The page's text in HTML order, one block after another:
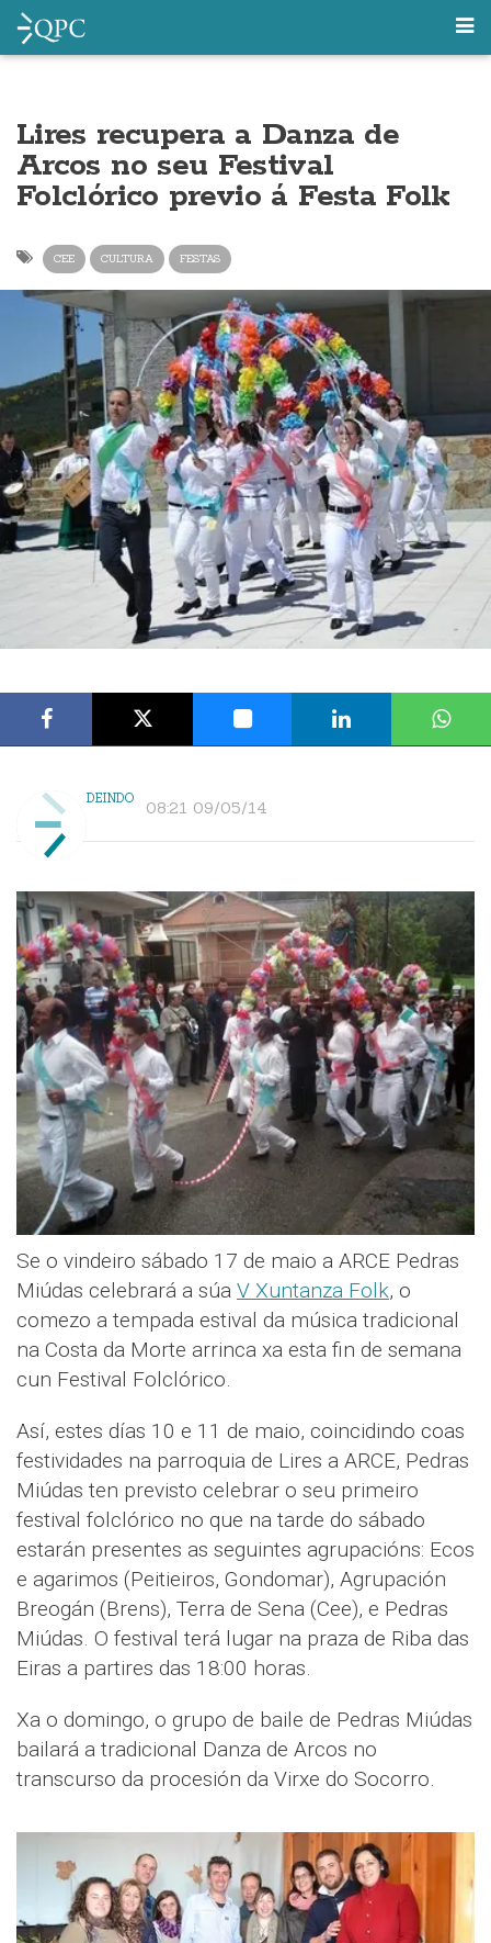
Lires recupera a Danza de
Arcos no seu Festival
Folclórico previo á Festa Folk
CEE CULTURA FESTAS
DEINDO 08:21 09/05/14
Se o vindeiro sábado 17 de maio a ARCE Pedras
Miúdas celebrará a súa V Xuntanza Folk, o
comezo a tempada estival da música tradicional
na Costa da Morte arrinca xa esta fin de semana
cun Festival Folclórico.
Así, estes días 10 e 11 de maio, coincidindo coas
festividades na parroquia de Lires a ARCE, Pedras
Miúdas ten previsto celebrar o seu primeiro
festival folclórico no que na tarde do sábado
estarán presentes as seguintes agrupacións: Ecos
e agarimos (Peitieiros, Gondomar), Agrupación
Breogán (Brens), Terra de Sena (Cee), e Pedras
Miúdas. O festival terá lugar na praza de Riba das
Eiras a partires das 18:00 horas.
Xa o domingo, o grupo de baile de Pedras Miúdas
bailará a tradicional Danza de Arcos no
transcurso da procesión da Virxe do Socorro.